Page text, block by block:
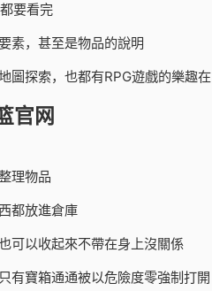
要看完
素，甚至是物品的說明
圖探索，也都有RPG遊戲的樂趣在
官网
理物品
都放進倉庫
可以收起來不帶在身上沒關係
有寶箱通通被以危險度零強制打開